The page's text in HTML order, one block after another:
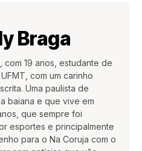
Braga
com 19 anos, estudante de
com um carinho
Uma paulista de
baiana e que vive em
que sempre foi
esportes e principalmente
para o Na Coruja com o